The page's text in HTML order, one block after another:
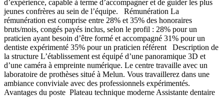
d’expérience, capable à terme d’accompagner et de guider les plus
jeunes confrères au sein de l’équipe. Rémunération La
rémunération est comprise entre 28% et 35% des honoraires
bruts/mois, congés payés inclus, selon le profil : 28% pour un
praticien ayant besoin d’être formé et accompagné 31% pour un
dentiste expérimenté 35% pour un praticien référent Description de
la structure L’établissement est équipé d’une panoramique 3D et
d’une caméra à empreinte numérique. Le centre travaille avec un
laboratoire de prothèses situé à Melun. Vous travaillerez dans une
ambiance conviviale avec des professionnels expérimentés.
Avantages du poste Plateau technique moderne Assistante dentaire